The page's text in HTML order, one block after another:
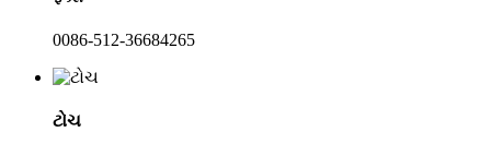
0086-512-36684265
ટોચ